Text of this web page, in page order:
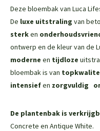
Deze bloembak van Luca
De luxe uitstraling van
sterken
ontwerp en de kleur van de
moderne en tijdloze
bloembak is van
intensiefen zorgvuldig
De plantenbak is
Concrete en Antique White.